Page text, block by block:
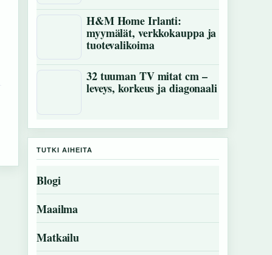
H&M Home Irlanti:
myymälät, verkkokauppa ja
tuotevalikoima
32 tuuman TV mitat cm –
leveys, korkeus ja diagonaali
TUTKI AIHEITA
Blogi
Maailma
Matkailu